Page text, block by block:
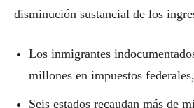
disminución sustancial de los
Los inmigrantes
millones en impuestos
Seis estados recaudan más de